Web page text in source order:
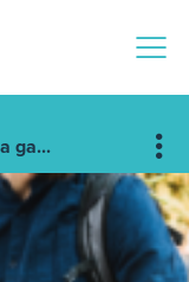
ga...